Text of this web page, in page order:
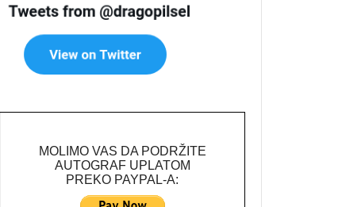
MOLIMO VAS DA PODRŽITE
AUTOGRAF UPLATOM
PREKO PAYPAL-A: